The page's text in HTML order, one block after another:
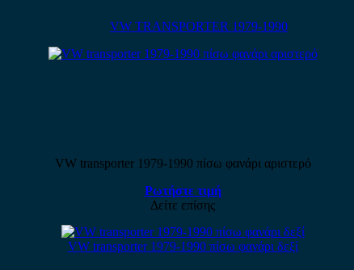
VW TRANSPORTER 1979-1990
VW transporter 1979-1990 πίσω φανάρι αριστερό
Ρωτήστε τιμή
Δείτε επίσης
VW transporter 1979-1990 πίσω φανάρι δεξί